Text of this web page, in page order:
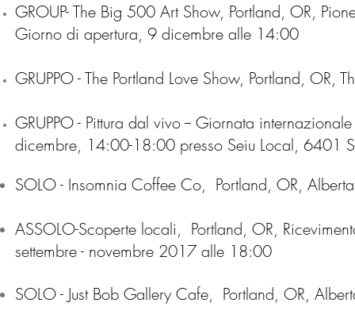
GROUP- The Big 500 Art Show, Portland, OR,
Giorno di apertura, 9 dicembre alle 14:00
GRUPPO - The Portland Love Show, Portland,
GRUPPO - Pittura dal vivo -- Giornata
dicembre, 14:00-18:00 presso Seiu Local, 6401
SOLO - Insomnia Coffee Co, Portland, OR,
ASSOLO-Scoperte locali, Portland, OR,
settembre - novembre 2017 alle 18:00
SOLO - Just Bob Gallery Cafe, Portland, OR,